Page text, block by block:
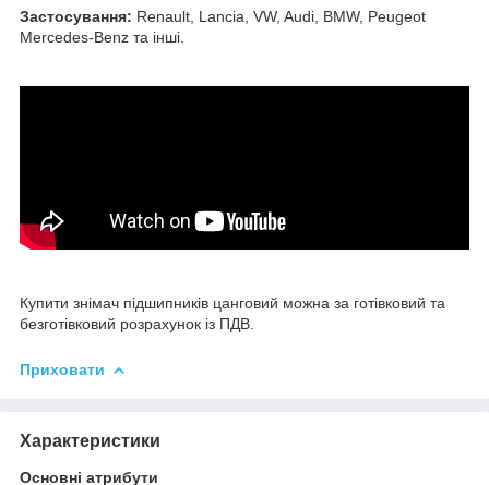
Застосування: Renault, Lancia, VW, Audi, BMW, Peugeot
Mercedes-Benz та інші.
Купити знімач підшипників цанговий можна за готівковий та
безготівковий розрахунок із ПДВ.
Приховати
Характеристики
Основні атрибути